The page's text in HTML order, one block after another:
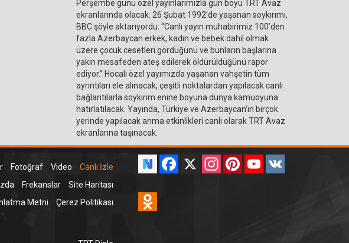
Perşembe günü özel yayınlarımızla gün boyu TRT Avaz
ekranlarında olacak. 26 Şubat 1992’de yaşanan soykırımı,
BBC şöyle aktarıyordu: “Canlı yayın muhabirimiz 100’den
fazla Azerbaycan erkek, kadın ve bebek dahil olmak
üzere çocuk cesetleri gördüğünü ve bunların başlarına
yakın mesafeden ateş edilerek öldürüldüğünü rapor
ediyor.” Hocalı özel yayımızda yaşanan vahşetin tüm
ayrıntıları ele alınacak, çeşitli noktalardan yapılacak canlı
bağlantılarla soykırım enine boyuna dünya kamuoyuna
hatırlatılacak. Yayında, Türkiye ve Azerbaycan'ın birçok
yerinde yapılacak anma etkinlikleri canlı olarak TRT Avaz
ekranlarına taşınacak.
Fotoğraf Video
Canlı İzle
Frekanslar
Site Haritası
Metni Çerez Politikası
Facebook
X InstagramPinterestYouTube